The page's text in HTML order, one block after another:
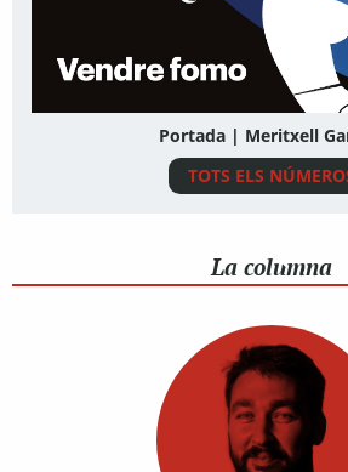
Portada | Meritxell
TOTS ELS
La columna